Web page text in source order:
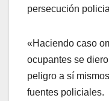
persecución
«Haciendo caso
ocupantes se
peligro a sí
fuentes policiales.